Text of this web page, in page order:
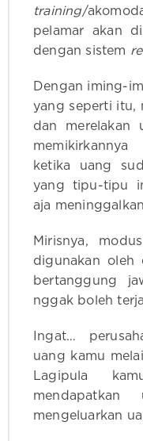
training/
pelamar akan
dengan sistem
Dengan iming-
yang seperti itu,
dan merelakan
ketika uang
yang tipu-tipu
aja
Mirisnya,
digunakan oleh
bertanggung
nggak boleh
Ingat…
uang kamu
Lagipula
mendapatkan
mengeluarkan